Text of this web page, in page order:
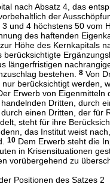
nach Absatz 4, das
der
und 4 höchstens 50 vom
des haftenden
Höhe des Kernkapitals
berücksichtigte
längerfristigen
bestehen.8 Von
berücksichtigt werden,
Erwerb von Eigenmitteln
Dritten, durch
einen Dritten, der für
steht für ihre
das Institut weist
10 Dem Erwerb steht die
in Krisensituationen
vorübergehend zu
Positionen des Satzes 2